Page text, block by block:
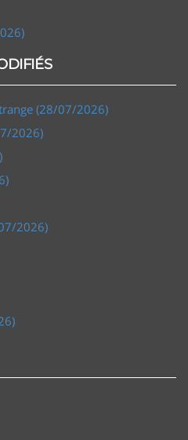
(28/07/2026)
2026)
2026)